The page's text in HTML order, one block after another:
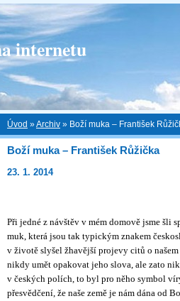
internetu
Úvod »Archiv » Boží muka – František
Boží muka – František Růžička
23. 1. 2014
Při jedné z návštěv v mém domově jsme šli
muk, která jsou tak typickým znakem
v životě slyšel žhavější projevy citů o
nikdy umět opakovat jeho slova, ale zato
v českých polích, to byl pro něho symbol
přesvědčení, že naše země je nám dána od